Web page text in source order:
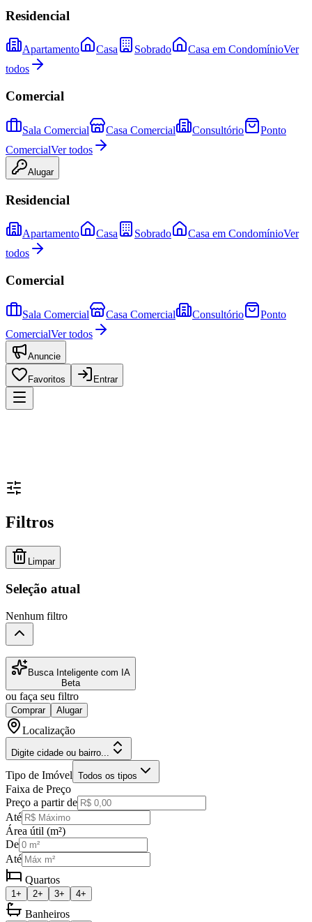
Residencial
Apartamento Casa Sobrado Casa em CondomínioVer
todos
Comercial
Sala Comercial Casa Comercial Consultório
Ponto
ComercialVer todos
Alugar
Residencial
Apartamento Casa Sobrado Casa em CondomínioVer
todos
Comercial
Sala Comercial Casa Comercial Consultório
Ponto
ComercialVer todos
Anuncie
Favoritos Entrar
Filtros
Limpar
Seleção atual
Nenhum filtro
Busca Inteligente com IA
Beta
ou faça seu filtro
Comprar Alugar
Localização
Digite cidade ou bairro...
Tipo de Imóvel Todos os tipos
Faixa de Preço
Preço a partir de
Até
Área útil (m²)
De
Até
Quartos
1+ 2+ 3+ 4+
Banheiros